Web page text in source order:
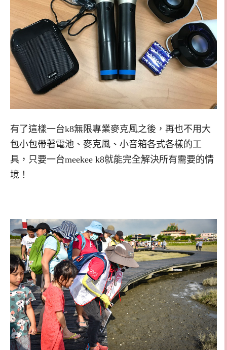
有了這樣一台k8無限專業麥克風之後，再也不用大
包小包帶著電池、麥克風、小音箱各式各樣的工
具，只要一台meekee k8就能完全解決所有需要的情
境！